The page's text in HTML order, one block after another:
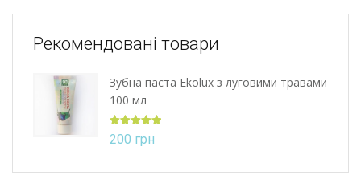
Рекомендовані товари
Зубна паста Ekolux з луговими травами
100 мл
5.00з 5
200 грн